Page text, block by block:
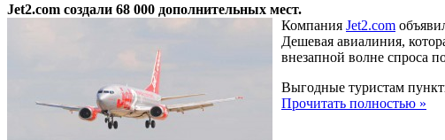
Jet2.com создали 68 000 дополнительных мест.
Компания Jet2.com
Дешевая авиалиния,
внезапной волне спроса
Выгодные туристам
Прочитать полностью »